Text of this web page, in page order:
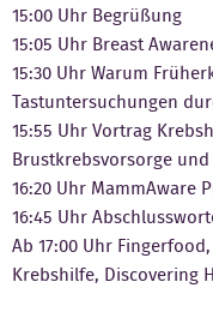
15:00 Uhr Begrüßung
15:05 Uhr Breast
15:30 Uhr Warum
Tastuntersuchungen
15:55 Uhr Vortrag
Brustkrebsvorsorge
16:20 Uhr MammAware
16:45 Uhr
Ab 17:00 Uhr
Krebshilfe, Discovering